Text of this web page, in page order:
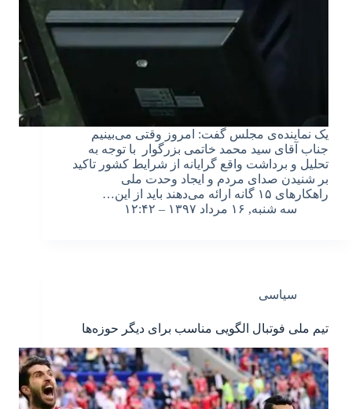
یک نماینده‌ی مجلس گفت: امروز وقتی می‌بینیم
جناب آقای سید محمد خاتمی بزرگوار با توجه به
تحلیل و برداشت واقع گرایانه از شرایط کشور تاکید
بر شنیدن صدای مردم و ایجاد وحدت ملی
راهکارهای ۱۵ گانه ارائه می‌دهند باید از این…
سه شنبه, ۱۶ مرداد ۱۳۹۷ – ۱۲:۴۲
سیاسی
تیم ملی فوتبال الگویی مناسب برای دیگر حوزه‌ها